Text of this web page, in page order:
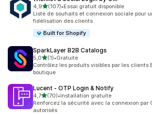
4,9étoile(s) sur 5
(107)
107 avis au total
•Essai gratuit disponible
Liste de souhaits et connexion sociale pour
fidélisation des clients
Built for Shopify
SparkLayer B2B Catalogs
5,0étoile(s) sur 5
(1)
1 avis au total
•Gratuite
Contrôlez les produits visibles par les clients
boutique
Lucent ‑ OTP Login & Notify
4,7étoile(s) sur 5
(70)
70 avis au total
•Installation gratuite
Renforcez la sécurité avec la connexion par
autorisés